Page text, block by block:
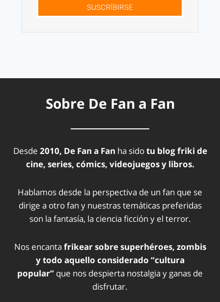
SUSCRÍBIRSE
Sobre De Fan a Fan
Desde 2010, De Fan a Fan ha sidotu blog friki de
cine, series, cómics, videojuegos y libros.
Hablamos desde la perspectiva de un fan que se
dirige a otro fan y nuestras temáticas preferidas
son la fantasía, la ciencia ficción y el terror.
Nos encanta frikear sobre superhéroes, zombis
y todo aquello considerado “cultura
popular” que nos despierta nostalgia y ganas de
disfrutar.